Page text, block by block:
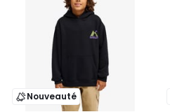
Nouveauté